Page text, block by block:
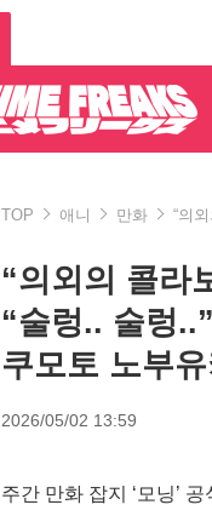
TOP 애니 만화 “의
“의외의 콜라
“술렁.. 술렁
쿠모토 노부
2026/05/02 13:59
주간 만화 잡지 ‘모닝’